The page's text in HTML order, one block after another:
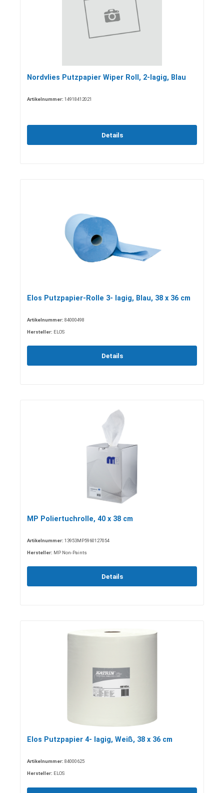
Nordvlies Putzpapier Wiper Roll, 2-lagig, Blau
Artikelnummer: 14918412021
Details
Elos Putzpapier-Rolle 3- lagig, Blau, 38 x 36 cm
Artikelnummer: 84000498
Hersteller: ELOS
Details
MP Poliertuchrolle, 40 x 38 cm
Artikelnummer: 13953MP5960127054
Hersteller: MP Non-Paints
Details
Elos Putzpapier 4- lagig, Weiß, 38 x 36 cm
Artikelnummer: 84000625
Hersteller: ELOS